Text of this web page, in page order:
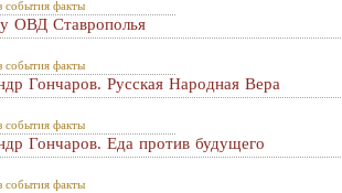
события факты
ОВД Ставрополья
события факты
Гончаров. Русская Народная Вера
события факты
Гончаров. Еда против будущего
события факты